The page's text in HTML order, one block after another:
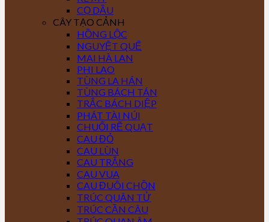
CỌ DẦU
CÂY TẠO CẢNH
HỒNG LỘC
NGUYỆT QUẾ
MAI HÀ LAN
PHI LAO
TÙNG LA HÁN
TÙNG BÁCH TÁN
TRẮC BÁCH DIỆP
PHÁT TÀI NÚI
CHUỐI RẼ QUẠT
CAU ĐỎ
CAU LÙN
CAU TRẮNG
CAU VUA
CAU ĐUÔI CHỒN
TRÚC QUÂN TỬ
TRÚC CẦN CÂU